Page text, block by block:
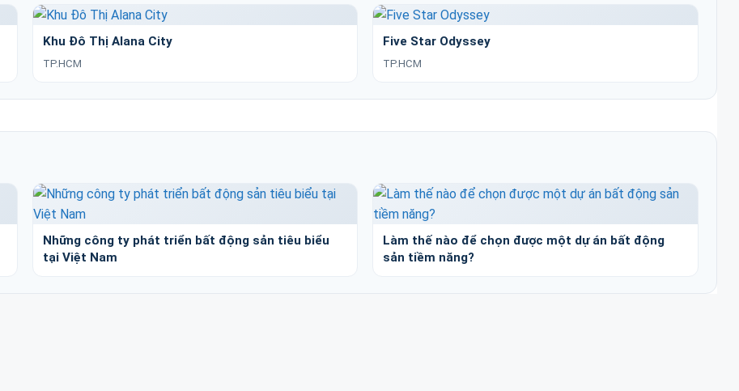
Khu Đô Thị Alana City
TP.HCM
Five Star Odyssey
TP.HCM
Những công ty phát triển bất động sản tiêu biểu
tại Việt Nam
Làm thế nào để chọn được một dự án bất động
sản tiềm năng?